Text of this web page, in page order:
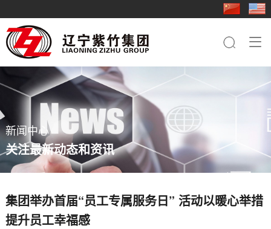

走进紫竹
集团简介
品牌文化
员工关怀
紫竹影像
新闻中心
集团快讯
行业动态
业务板块
钢铁板块
桩工机械板块
农业机械板块
贸易板块
行业应用
基础工程
电力铁塔
船舶
轨道交通
装备制造
成员企业
紫竹三轧
科技型钢
重型特钢
轻型特钢
紫竹装备
紫竹农装
紫竹国贸
人力资源
人才理念
社会招聘
简历投递
联系我们
钢铁板块
桩工机械板块
农业机械板块
新闻中心
关注最新动态和资讯
集团举办首届“员工专属服务日” 活动以暖心举措
提升员工幸福感